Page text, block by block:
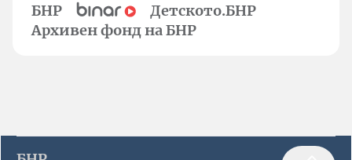
БНР
Детското.БНР
Архивен фонд на БНР